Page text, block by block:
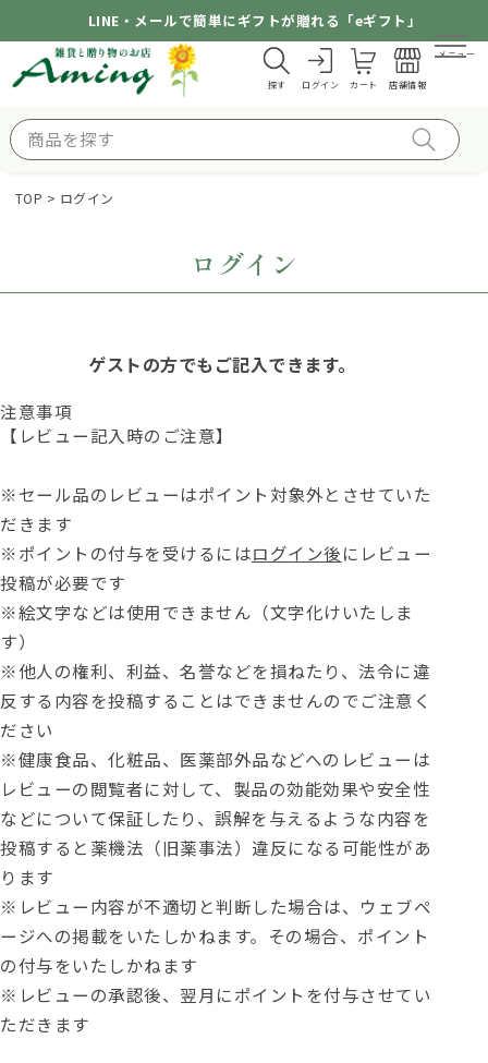
LINE・メールで簡単にギフトが贈れる「eギフト」
探す ログイン カート 店舗情報
メニュー
TOP ログイン
ログイン
ゲストの方でもご記入できます。
注意事項
【レビュー記入時のご注意】
※セール品のレビューはポイント対象外とさせていた
だきます
※ポイントの付与を受けるにはログイン後にレビュー
投稿が必要です
※絵文字などは使用できません（文字化けいたしま
す）
※他人の権利、利益、名誉などを損ねたり、法令に違
反する内容を投稿することはできませんのでご注意く
ださい
※健康食品、化粧品、医薬部外品などへのレビューは
レビューの閲覧者に対して、製品の効能効果や安全性
などについて保証したり、誤解を与えるような内容を
投稿すると薬機法（旧薬事法）違反になる可能性があ
ります
※レビュー内容が不適切と判断した場合は、ウェブペ
ージへの掲載をいたしかねます。その場合、ポイント
の付与をいたしかねます
※レビューの承認後、翌月にポイントを付与させてい
ただきます